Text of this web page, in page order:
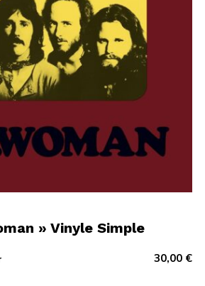
» Vinyle Simple
30,00 €